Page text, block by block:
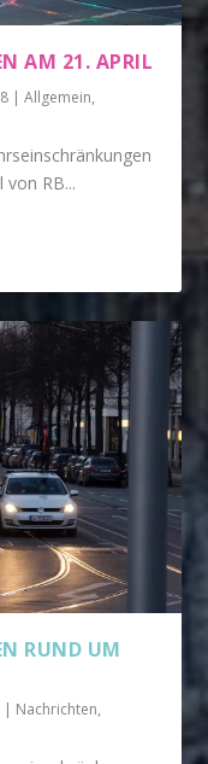
AM 21. APRIL
|Allgemein,
RB...
RUND UM
| Nachrichten,